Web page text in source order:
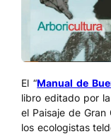
El “Manual de
libro editado por
el Paisaje de Gran
los ecologistas